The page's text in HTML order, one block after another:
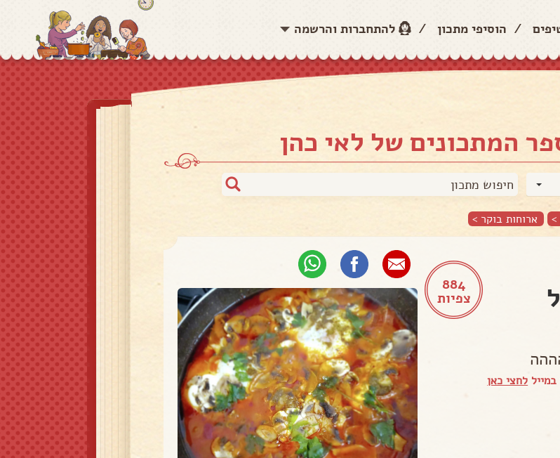
/ הוסיפי מתכון / להתחברות והרשמה
המתכונים של לאי כהן
> ארוחות בוקר >
884
צפיות
לחצי כאן